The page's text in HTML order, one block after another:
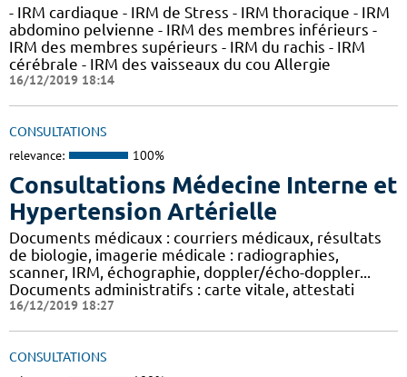
- IRM cardiaque - IRM de Stress - IRM thoracique - IRM
abdomino pelvienne - IRM des membres inférieurs -
IRM des membres supérieurs - IRM du rachis - IRM
cérébrale - IRM des vaisseaux du cou Allergie
16/12/2019 18:14
CONSULTATIONS
relevance: 100%
Consultations Médecine Interne et
Hypertension Artérielle
Documents médicaux : courriers médicaux, résultats
de biologie, imagerie médicale : radiographies,
scanner, IRM, échographie, doppler/écho-doppler...
Documents administratifs : carte vitale, attestati
16/12/2019 18:27
CONSULTATIONS